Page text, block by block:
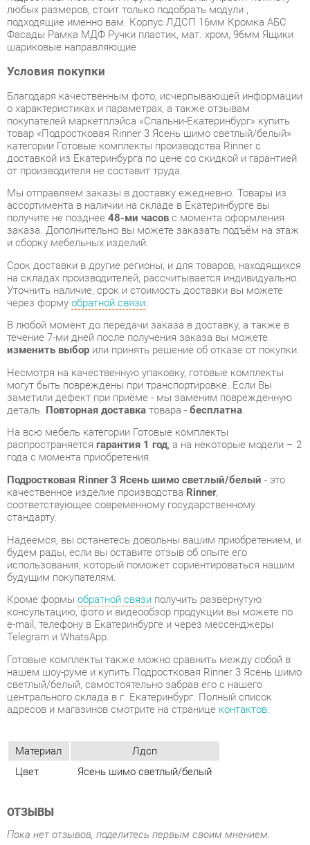
шариковые направляющие
Условия покупки
Благодаря качественным фото, исчерпывающей информации
покупателей маркетплэйса «Спальни-Екатеринбург» купить
категории Готовые комплекты производства Rinner с
доставкой из Екатеринбурга по цене со скидкой и гарантией
от производителя не составит труда.
Мы отправляем заказы в доставку ежедневно. Товары из
ассортимента в наличии на складе в Екатеринбурге вы
получите не позднее48-ми часовс момента оформления
заказа. Дополнительно вы можете заказать подъём на этаж
и сборку мебельных изделий.
Срок доставки в другие регионы, и для товаров, находящихся
на складах производителей, рассчитывается индивидуально.
Уточнить наличие, срок и стоимость доставки вы можете
через формуобратной связи.
В любой момент до передачи заказа в доставку, а также в
течение 7-ми дней после получения заказа вы можете
изменить выборили принять решение об отказе от покупки.
могут быть повреждены при транспортировке. Если Вы
заметили дефект при приёме - мы заменим поврежденную
деталь.Повторная доставка товара -бесплатна.
На всю мебель категории Готовые комплекты
распространяетсягарантия 1 год, а на некоторые модели – 2
года с момента приобретения.
качественное изделие производстваRinner,
соответствующее современному государственному
стандарту.
Надеемся, вы останетесь довольны вашим приобретением, и
будем рады, если вы оставите отзыв об опыте его
использования, который поможет сориентироваться нашим
будущим покупателям.
Кроме формы
получить развёрнутую
консультацию, фото и видеообзор продукции вы можете по
e-mail, телефону в Екатеринбурге и через мессенджеры
Telegram и WhatsApp.
Готовые комплекты также можно сравнить между собой в
нашем шоу-руме и купить Подростковая Rinner 3 Ясень шимо
светлый/белый, самостоятельно забрав его с нашего
центрального склада в г. Екатеринбург. Полный список
адресов и магазинов смотрите на странице
Материал Лдсп
Цвет Ясень шимо светлый/белый
ОТЗЫВЫ
Пока нет отзывов, поделитесь первым своим мнением.